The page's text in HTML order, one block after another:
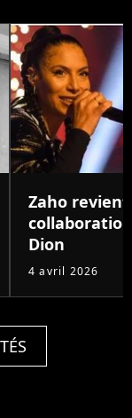
Zaho
Dion
4 avril 2026